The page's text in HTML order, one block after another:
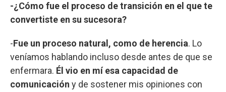
-¿Cómo fue el proceso de transición en el que te
convertiste en su sucesora?
-Fue un proceso natural, como de herencia. Lo
veníamos hablando incluso desde antes de que se
enfermara. Él vio en mí esa capacidad de
comunicación y de sostener mis opiniones con